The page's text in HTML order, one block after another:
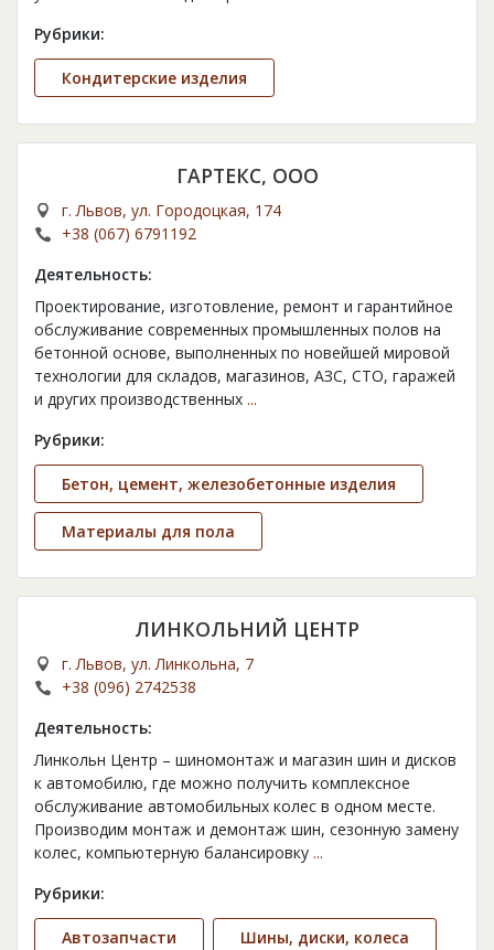
Рубрики:
Кондитерские изделия
ГАРТЕКС, ООО
г. Львов, ул. Городоцкая, 174
+38 (067) 6791192
Деятельность:
Проектирование, изготовление, ремонт и гарантийное
обслуживание современных промышленных полов на
бетонной основе, выполненных по новейшей мировой
технологии для складов, магазинов, АЗС, СТО, гаражей
и других производственных ...
Рубрики:
Бетон, цемент, железобетонные изделия
Материалы для пола
ЛИНКОЛЬНИЙ ЦЕНТР
г. Львов, ул. Линкольна, 7
+38 (096) 2742538
Деятельность:
Линкольн Центр – шиномонтаж и магазин шин и дисков
к автомобилю, где можно получить комплексное
обслуживание автомобильных колес в одном месте.
Производим монтаж и демонтаж шин, сезонную замену
колес, компьютерную балансировку ...
Рубрики:
Автозапчасти Шины, диски, колеса